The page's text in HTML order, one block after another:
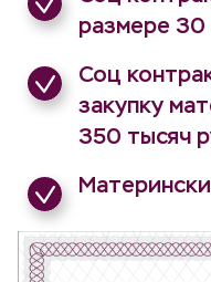
размере 30
Соц
закупку
350 тысяч